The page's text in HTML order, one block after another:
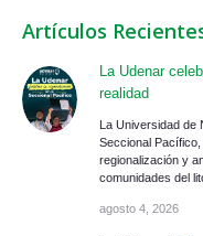
Artículos
La Udenar
realidad
La Universidad de
Seccional
regionalización y
comunidades del
agosto 4, 2026